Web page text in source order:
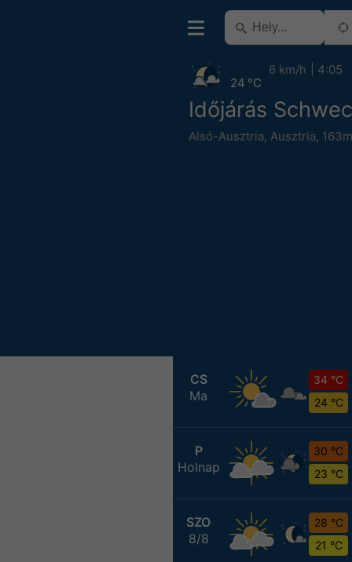
Időjárás
Alsó-Ausztria, Ausztria,
24 °C
6 km/h 4:05
CS
Ma
34 °C
24 °C
P
Holnap
30 °C
23 °C
SZO
8/8
28 °C
21 °C